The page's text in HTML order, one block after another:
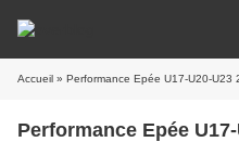
Accueil » Performance Epée U17-U20-U23
Performance Epée